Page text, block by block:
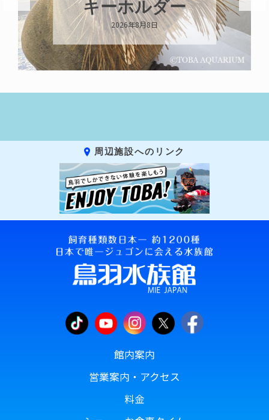
キーホルダー
2026年8月8日
周辺施設へのリンク
館内案内
営業案内・アクセス
料金